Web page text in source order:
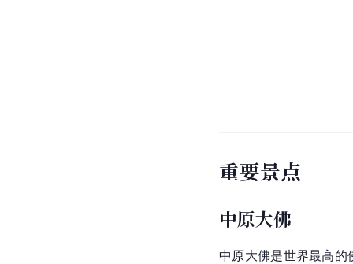
重要景点
中原大佛
中原大佛是世界最高的